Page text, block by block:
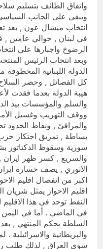
واتفاق الطائف بتسليم
ويبقى على الجانب
انتخاب ميشال عون , بعد
في لبنان , حوالي عامين ,
الرضوخ واجبارها على
وبعد انتخاب الرئيس
الدولة اللبنانية
كل الفصائل , وحصر
هيبة الدولة بعدما فقدت
والسلم والمؤسسات بيد
ووقف التهريب وغسيل
والمرافئ , ونقاط الحدود
بساطة , تمزيق احتكار حزب
سورية وسقوط الدكتاتور
والسريع , كسر ظهر
الاثوري , يصف خسارة
اكبر من انفصال اقليم
اقليم الاحواز يمثل شريان
النفط توجد في هذا
في الماضي . أما في
السلطة بحكم المنتهي , بعد
والبريطانية والاسرائيلية .
سوى العراق , لذلك طلب